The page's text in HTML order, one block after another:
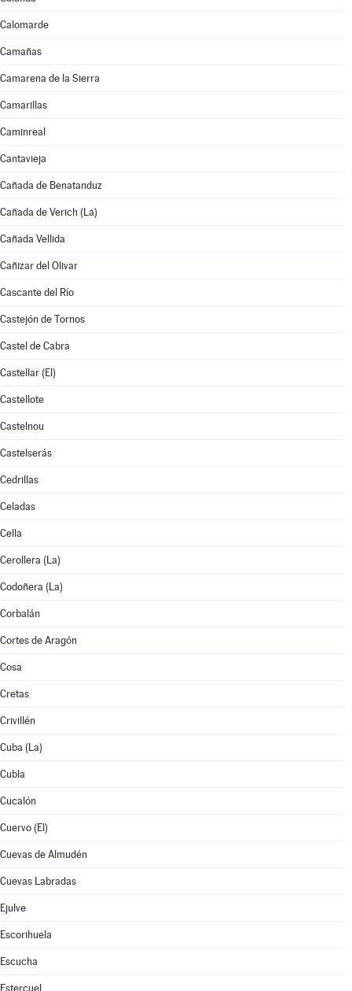
Calomarde
Camañas
Camarena de la Sierra
Camarillas
Caminreal
Cantavieja
Cañada de Benatanduz
Cañada de Verich (La)
Cañada Vellida
Cañizar del Olivar
Cascante del Río
Castejón de Tornos
Castel de Cabra
Castellar (El)
Castellote
Castelnou
Castelserás
Cedrillas
Celadas
Cella
Cerollera (La)
Codoñera (La)
Corbalán
Cortes de Aragón
Cosa
Cretas
Crivillén
Cuba (La)
Cubla
Cucalón
Cuervo (El)
Cuevas de Almudén
Cuevas Labradas
Ejulve
Escorihuela
Escucha
Estercuel